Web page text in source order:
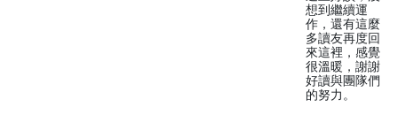
想到繼續運
作，還有這麼
多讀友再度回
來這裡，感覺
很溫暖，謝謝
好讀與團隊們
的努力。